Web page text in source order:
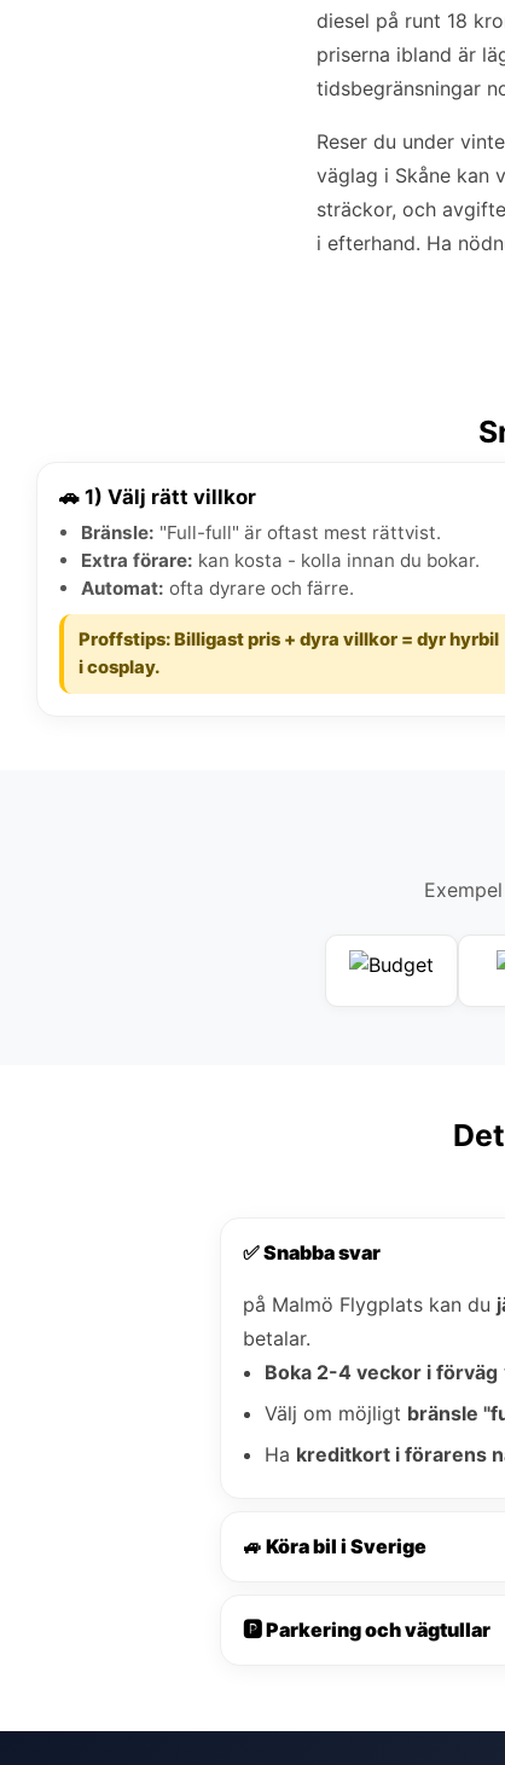
diesel på runt 18
priserna ibland är
tidsbegränsningar
Reser du under
väglag i Skåne kan
sträckor, och
i efterhand. Ha
🚗 1) Välj rätt villkor
Bränsle: "Full-full" är oftast mest rättvist.
Extra förare: kan kosta - kolla innan du bokar.
Automat: ofta dyrare och färre.
Proffstips: Billigast pris + dyra villkor = dyr hyrbil
i cosplay.
✅ Snabba svar
på Malmö Flygplats kan du
betalar.
Boka 2-4 veckor i förväg
Välj om möjligt bränsle
Ha kreditkort i förarens
🚙 Köra bil i Sverige
🅿️ Parkering och vägtullar